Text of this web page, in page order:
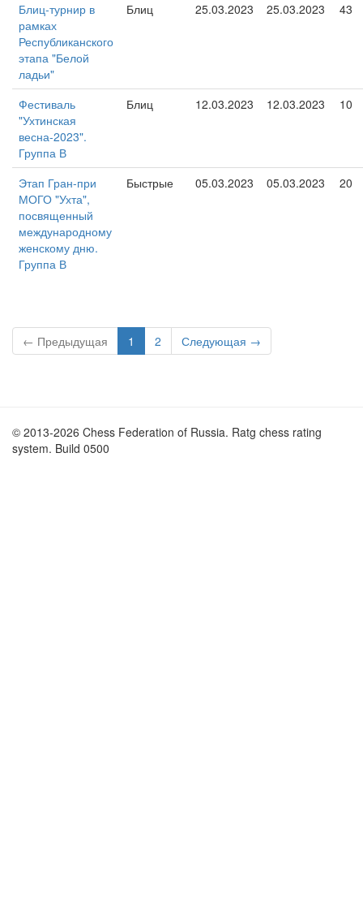
Блиц-турнир в
рамках
Республиканского
этапа "Белой
ладьи"
Блиц 25.03.2023 25.03.2023 43
Фестиваль
"Ухтинская
весна-2023".
Группа В
Блиц 12.03.2023 12.03.2023 10
Этап Гран-при
МОГО "Ухта",
посвященный
международному
женскому дню.
Группа В
Быстрые 05.03.2023 05.03.2023 20
← Предыдущая 1 2 Следующая →
© 2013-2026 Chess Federation of Russia. Ratg chess rating
system. Build 0500